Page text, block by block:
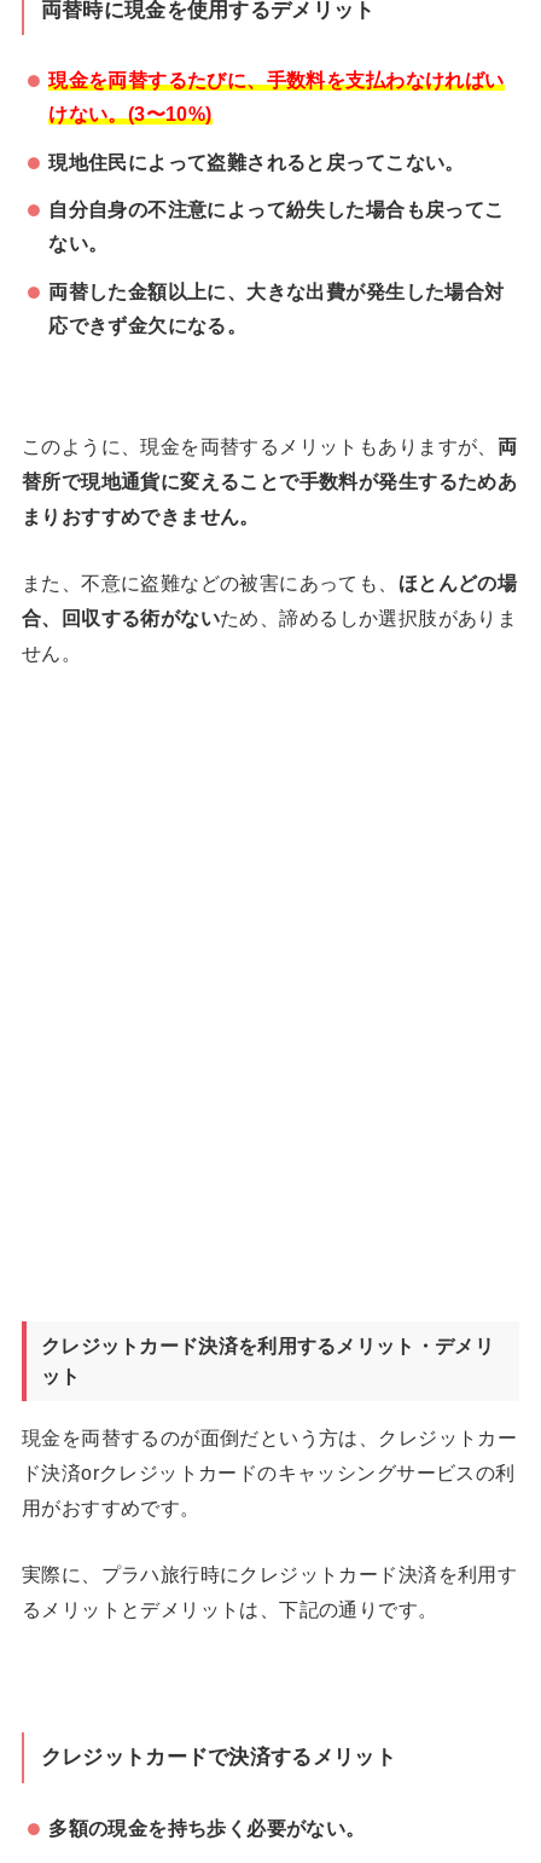
両替時に現金を使用するデメリット
現金を両替するたびに、手数料を支払わなければい
けない。(3〜10%)
現地住民によって盗難されると戻ってこない。
自分自身の不注意によって紛失した場合も戻ってこ
ない。
両替した金額以上に、大きな出費が発生した場合対
応できず金欠になる。
このように、現金を両替するメリットもありますが、 両
替所で現地通貨に変えることで手数料が発生するためあ
まりおすすめできません。
また、不意に盗難などの被害にあっても、 ほとんどの場
合、回収する術がないため、諦めるしか選択肢がありま
せん。
クレジットカード決済を利用するメリット・デメリ
ット
現金を両替するのが面倒だという方は、クレジットカー
ド決済orクレジットカードのキャッシングサービスの利
用がおすすめです。
実際に、プラハ旅行時にクレジットカード決済を利用す
るメリットとデメリットは、下記の通りです。
クレジットカードで決済するメリット
多額の現金を持ち歩く必要がない。